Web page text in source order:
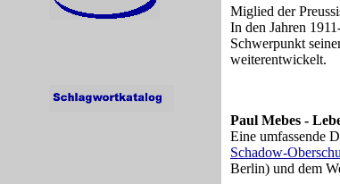
Miglied der
In den Jahren
Schwerpunkt
weiterentwickelt.
Paul Mebes -
Eine umfassende
Schadow-
Berlin) und dem